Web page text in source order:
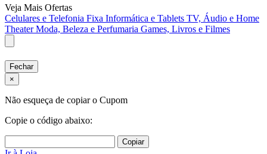
Veja Mais Ofertas
Celulares e Telefonia Fixa Informática e Tablets TV, Áudio e Home
TheaterModa, Beleza e Perfumaria Games, Livros e Filmes
Fechar
×
Não esqueça de copiar o Cupom
Copie o código abaixo:
Copiar